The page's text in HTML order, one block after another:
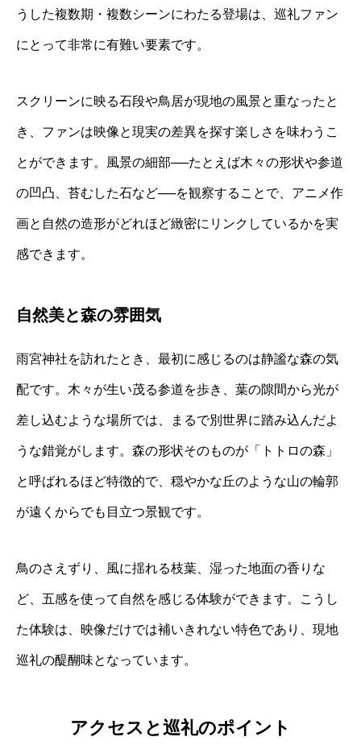
うした複数期・複数シーンにわたる登場は、巡礼ファン
にとって非常に有難い要素です。
スクリーンに映る石段や鳥居が現地の風景と重なったと
き、ファンは映像と現実の差異を探す楽しさを味わうこ
とができます。風景の細部──たとえば木々の形状や参道
の凹凸、苔むした石など──を観察することで、アニメ作
画と自然の造形がどれほど緻密にリンクしているかを実
感できます。
自然美と森の雰囲気
雨宮神社を訪れたとき、最初に感じるのは静謐な森の気
配です。木々が生い茂る参道を歩き、葉の隙間から光が
差し込むような場所では、まるで別世界に踏み込んだよ
うな錯覚がします。森の形状そのものが「トトロの森」
と呼ばれるほど特徴的で、穏やかな丘のような山の輪郭
が遠くからでも目立つ景観です。
鳥のさえずり、風に揺れる枝葉、湿った地面の香りな
ど、五感を使って自然を感じる体験ができます。こうし
た体験は、映像だけでは補いきれない特色であり、現地
巡礼の醍醐味となっています。
アクセスと巡礼のポイント